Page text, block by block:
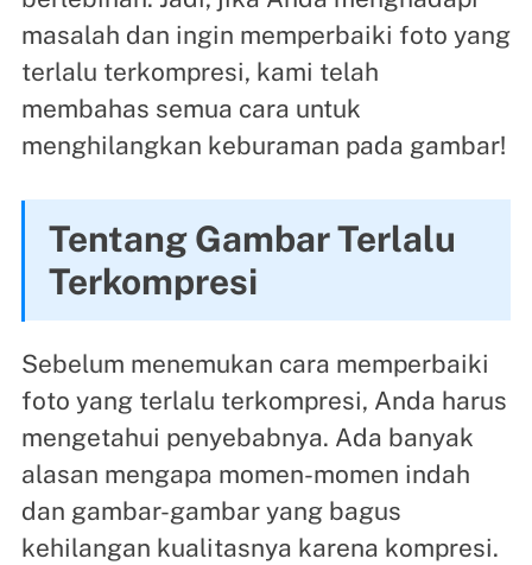
masalah dan ingin memperbaiki foto yang
terlalu terkompresi, kami telah
membahas semua cara untuk
menghilangkan keburaman pada gambar!
Tentang Gambar Terlalu
Terkompresi
Sebelum menemukan cara memperbaiki
foto yang terlalu terkompresi, Anda harus
mengetahui penyebabnya. Ada banyak
alasan mengapa momen-momen indah
dan gambar-gambar yang bagus
kehilangan kualitasnya karena kompresi.